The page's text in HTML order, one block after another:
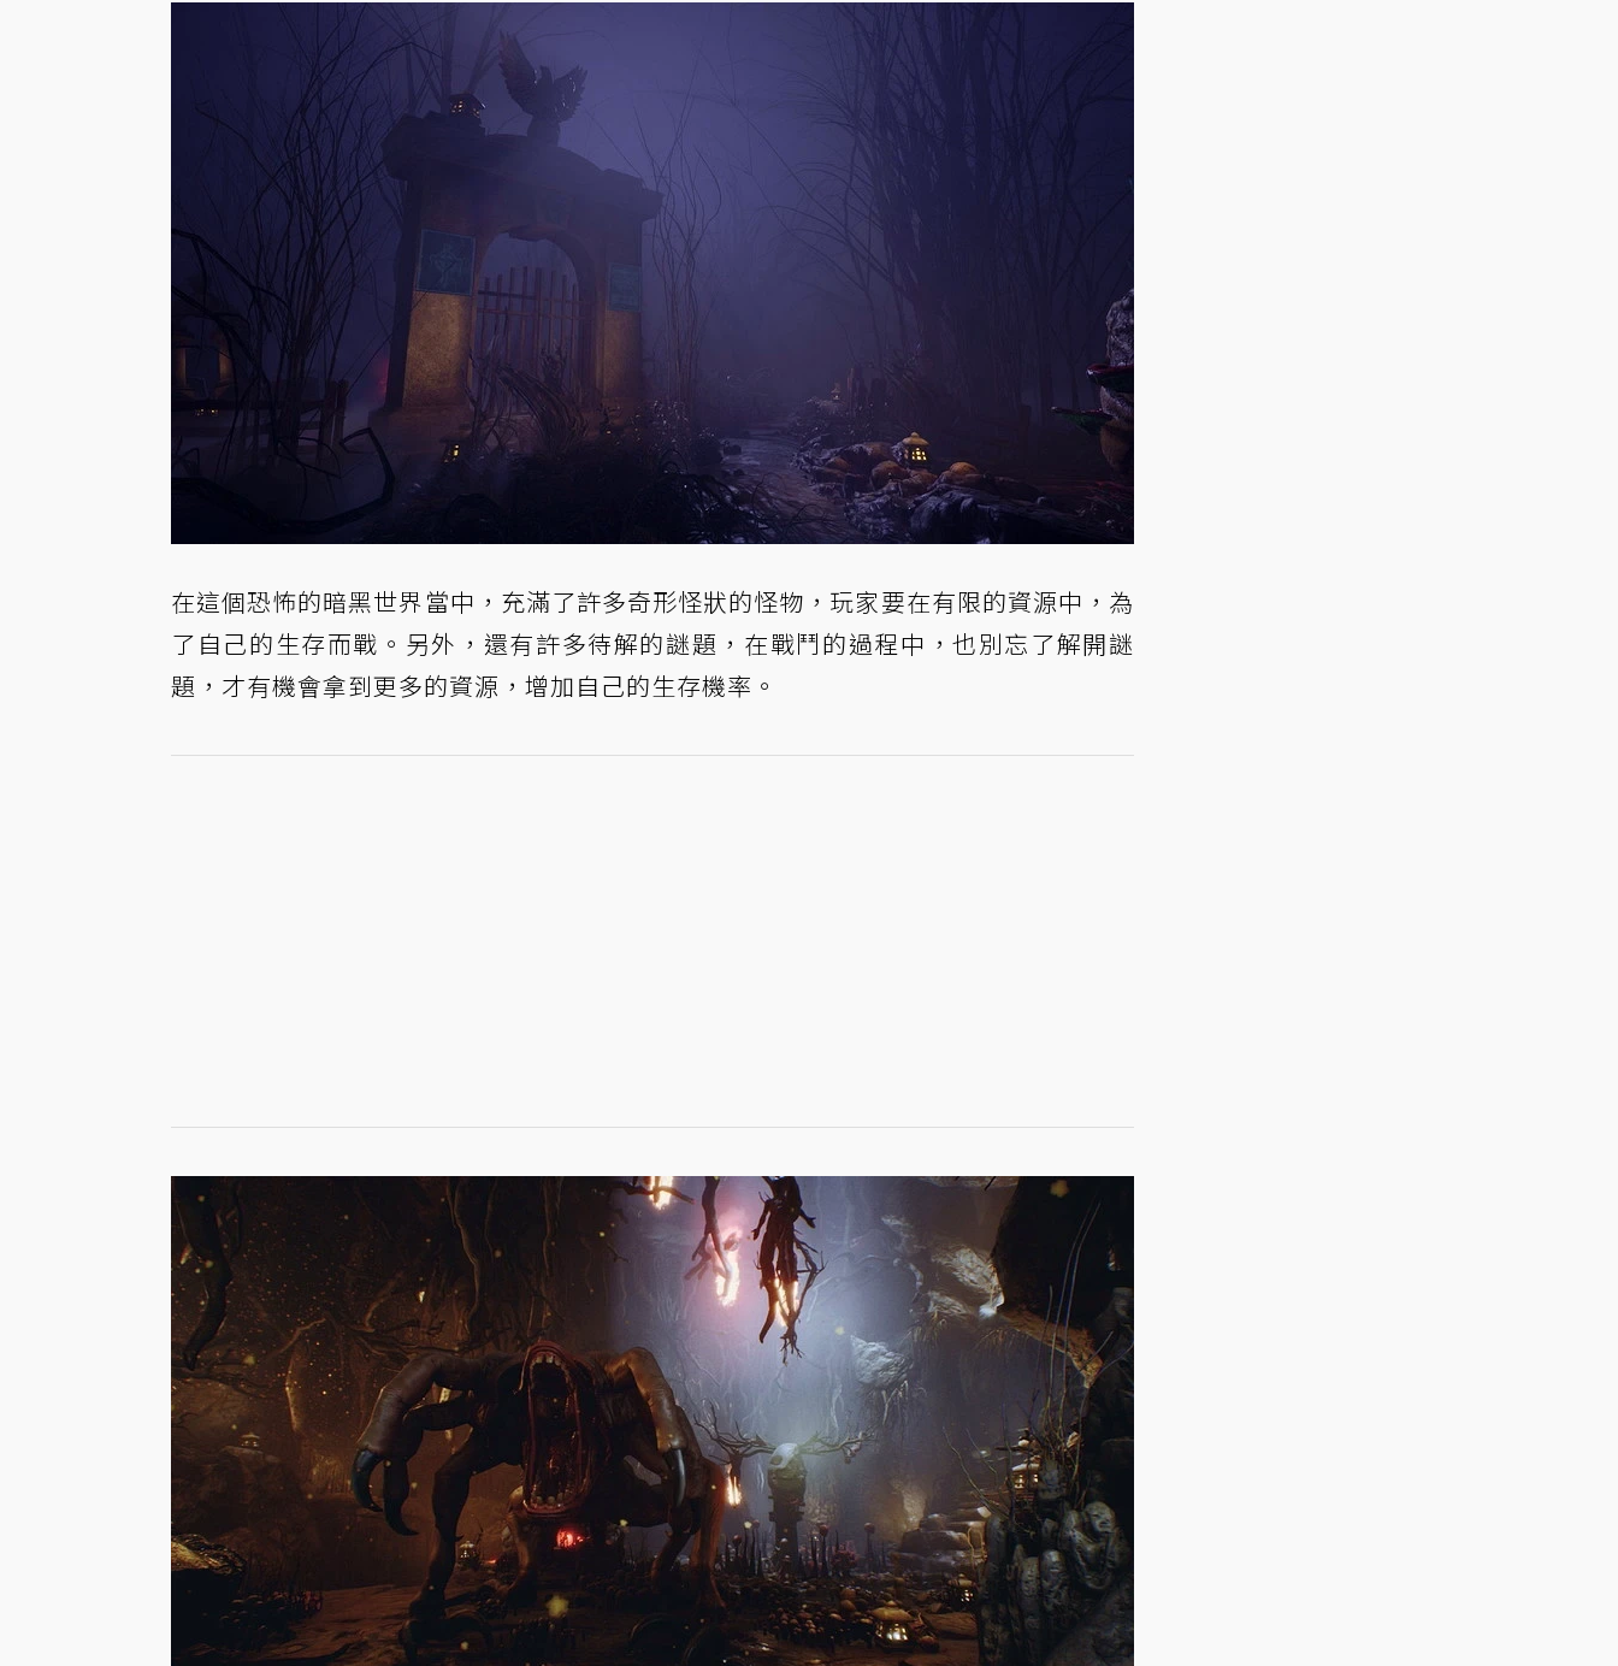
在這個恐怖的暗黑世界當中，充滿了許多奇形怪狀的怪物，玩家要在有限的資源中，為
了自己的生存而戰。另外，還有許多待解的謎題，在戰鬥的過程中，也別忘了解開謎
題，才有機會拿到更多的資源，增加自己的生存機率。